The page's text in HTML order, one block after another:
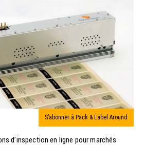
S’abonner à Pack & Label Around
d’inspection en ligne pour marchés